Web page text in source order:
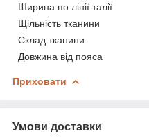
Ширина по лінії талії
Щільність тканини
Склад тканини
Довжина від пояса
Приховати
Умови доставки